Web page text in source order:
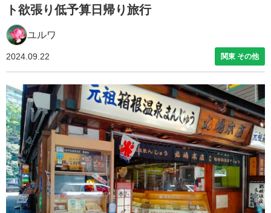
ト欲張り低予算日帰り旅行
ユルワ
関東 その他
2024.09.22